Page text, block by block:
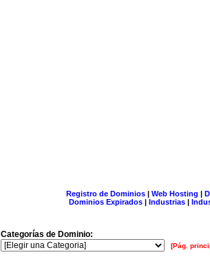
Registro de Dominios| Web Hosting |
Dominios Expirados | Industrias |
Categorías de Dominio:
[Pág.